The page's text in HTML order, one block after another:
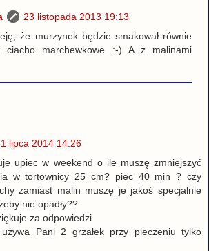
23 listopada 2013 19:13
że murzynek będzie smakował równie
ciacho marchewkowe :-) A z malinami
1 lipca 2014 14:26
upiec w weekend o ile muszę zmniejszyć
w tortownicy 25 cm? piec 40 min ? czy
zamiast malin muszę je jakoś specjalnie
nie opadły??
za odpowiedzi
Pani 2 grzałek przy pieczeniu tylko